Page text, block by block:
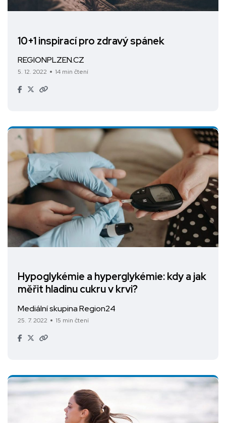
10+1 inspirací pro zdravý spánek
REGIONPLZEN.CZ
5. 12. 2022 14 min čtení
Hypoglykémie a hyperglykémie: kdy a jak
měřit hladinu cukru v krvi?
Mediální skupina Region24
25. 7. 2022 15 min čtení